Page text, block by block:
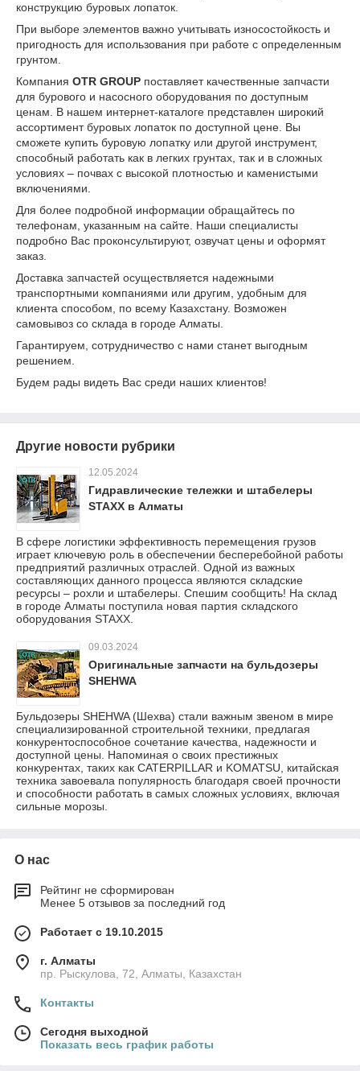
конструкцию буровых лопаток.
При выборе элементов важно учитывать износостойкость и
пригодность для использования при работе с определенным
грунтом.
Компания OTR GROUP поставляет качественные запчасти
для бурового и насосного оборудования по доступным
ценам. В нашем интернет-каталоге представлен широкий
ассортимент буровых лопаток по доступной цене. Вы
сможете купить буровую лопатку или другой инструмент,
способный работать как в легких грунтах, так и в сложных
условиях – почвах с высокой плотностью и каменистыми
включениями.
Для более подробной информации обращайтесь по
телефонам, указанным на сайте. Наши специалисты
подробно Вас проконсультируют, озвучат цены и оформят
заказ.
Доставка запчастей осуществляется надежными
транспортными компаниями или другим, удобным для
клиента способом, по всему Казахстану. Возможен
самовывоз со склада в городе Алматы.
Гарантируем, сотрудничество с нами станет выгодным
решением.
Будем рады видеть Вас среди наших клиентов!
Другие новости рубрики
12.05.2024
Гидравлические тележки и штабелеры
STAXX в Алматы
В сфере логистики эффективность перемещения грузов
играет ключевую роль в обеспечении бесперебойной работы
предприятий различных отраслей. Одной из важных
составляющих данного процесса являются складские
ресурсы – рохли и штабелеры. Спешим сообщить! На склад
в городе Алматы поступила новая партия складского
оборудования STAXX.
09.03.2024
Оригинальные запчасти на бульдозеры
SHEHWA
Бульдозеры SHEHWA (Шехва) стали важным звеном в мире
специализированной строительной техники, предлагая
конкурентоспособное сочетание качества, надежности и
доступной цены. Напоминая о своих престижных
конкурентах, таких как CATERPILLAR и KOMATSU, китайская
техника завоевала популярность благодаря своей прочности
и способности работать в самых сложных условиях, включая
сильные морозы.
О нас
Рейтинг не сформирован
Менее 5 отзывов за последний год
Работает с 19.10.2015
г. Алматы
пр. Рыскулова, 72, Алматы, Казахстан
Контакты
Сегодня выходной
Показать весь график работы